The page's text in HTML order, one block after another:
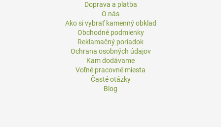
Doprava a platba
O nás
Ako si vybrať kamenný obklad
Obchodné podmienky
Reklamačný poriadok
Ochrana osobných údajov
Kam dodávame
Voľné pracovné miesta
Časté otázky
Blog